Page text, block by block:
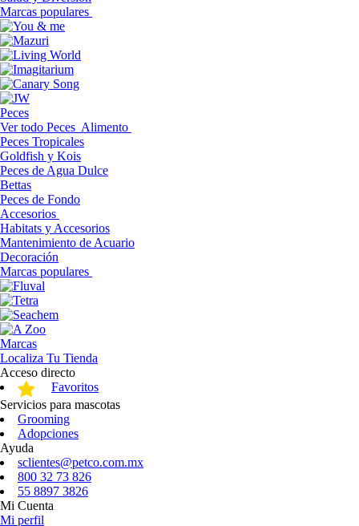
Marcas populares
Peces
Ver todo Peces Alimento
Peces Tropicales
Goldfish y Kois
Peces de Agua Dulce
Bettas
Peces de Fondo
Accesorios
Habitats y Accesorios
Mantenimiento de Acuario
Decoración
Marcas populares
Marcas
Localiza Tu Tienda
Acceso directo
Favoritos
Servicios para mascotas
Grooming
Adopciones
Ayuda
sclientes@petco.com.mx
800 32 73 826
55 8897 3826
Mi Cuenta
Mi perfil